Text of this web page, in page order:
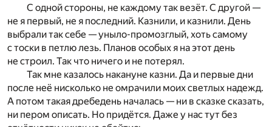
С одной стороны, не каждому так везёт. С другой —
не я первый, не я последний. Казнили, и казнили. День
выбрали так себе — уныло-промозглый, хоть самому
с тоски в петлю лезь. Планов особых я на этот день
не строил. Так что ничего и не потерял.
Так мне казалось накануне казни. Да и первые дни
после неё нисколько не омрачили моих светлых надежд.
А потом такая дребедень началась — ни в сказке сказать,
ни пером описать. Но придётся. Даже у нас тут без